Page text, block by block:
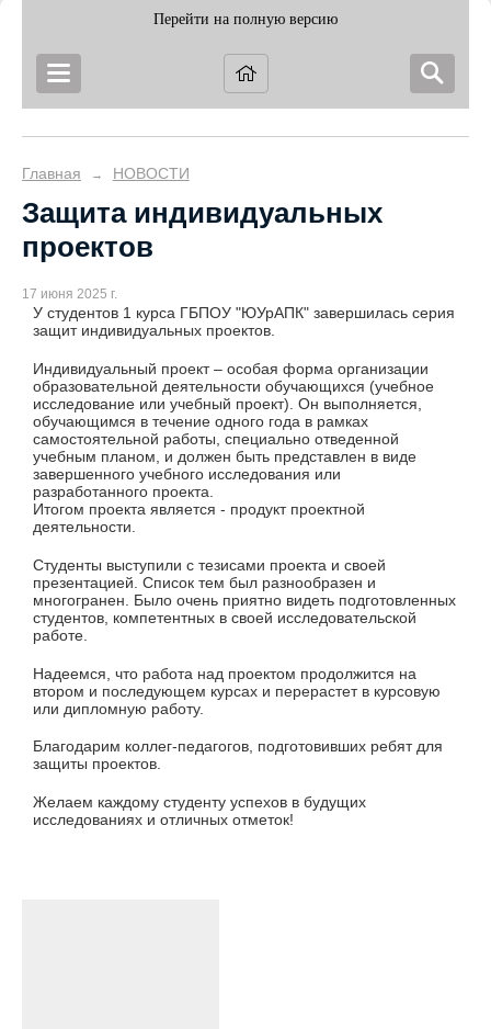
Перейти на полную версию
Главная → НОВОСТИ
Защита индивидуальных
проектов
17 июня 2025 г.
У студентов 1 курса ГБПОУ "ЮУрАПК" завершилась серия
защит индивидуальных проектов.
Индивидуальный проект – особая форма организации
образовательной деятельности обучающихся (учебное
исследование или учебный проект). Он выполняется,
обучающимся в течение одного года в рамках
самостоятельной работы, специально отведенной
учебным планом, и должен быть представлен в виде
завершенного учебного исследования или
разработанного проекта.
Итогом проекта является - продукт проектной
деятельности.
Студенты выступили с тезисами проекта и своей
презентацией. Список тем был разнообразен и
многогранен. Было очень приятно видеть подготовленных
студентов, компетентных в своей исследовательской
работе.
Надеемся, что работа над проектом продолжится на
втором и последующем курсах и перерастет в курсовую
или дипломную работу.
Благодарим коллег-педагогов, подготовивших ребят для
защиты проектов.
Желаем каждому студенту успехов в будущих
исследованиях и отличных отметок!